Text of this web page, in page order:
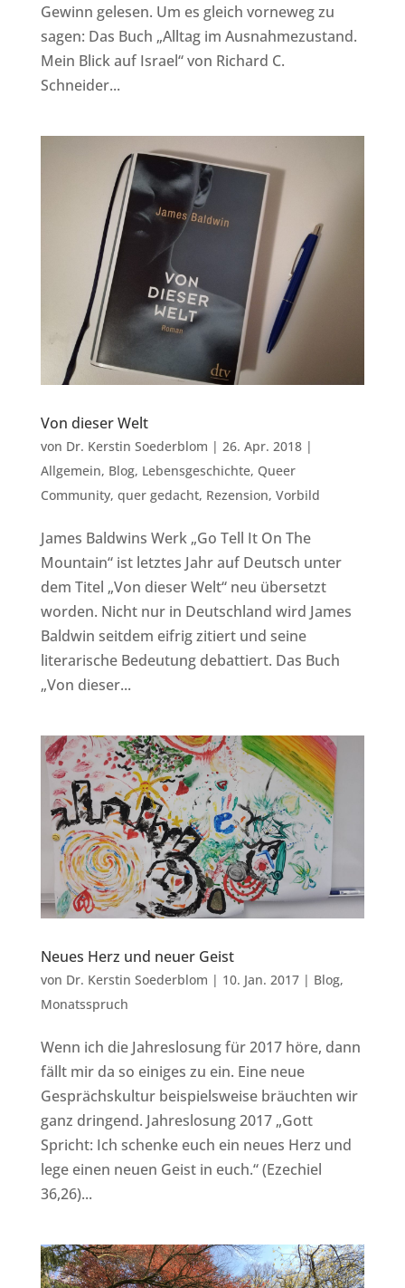
Gewinn gelesen. Um es gleich vorneweg zu
sagen: Das Buch „Alltag im Ausnahmezustand.
Mein Blick auf Israel“ von Richard C.
Schneider...
Von dieser Welt
von Dr. Kerstin Soederblom | 26. Apr. 2018|
Allgemein, Blog, Lebensgeschichte, Queer
Community, quer gedacht, Rezension, Vorbild
James Baldwins Werk „Go Tell It On The
Mountain“ ist letztes Jahr auf Deutsch unter
dem Titel „Von dieser Welt“ neu übersetzt
worden. Nicht nur in Deutschland wird James
Baldwin seitdem eifrig zitiert und seine
literarische Bedeutung debattiert. Das Buch
„Von dieser...
Neues Herz und neuer Geist
von Dr. Kerstin Soederblom | 10. Jan. 2017| Blog,
Monatsspruch
Wenn ich die Jahreslosung für 2017 höre, dann
fällt mir da so einiges zu ein. Eine neue
Gesprächskultur beispielsweise bräuchten wir
ganz dringend. Jahreslosung 2017 „Gott
Spricht: Ich schenke euch ein neues Herz und
lege einen neuen Geist in euch.“ (Ezechiel
36,26)...